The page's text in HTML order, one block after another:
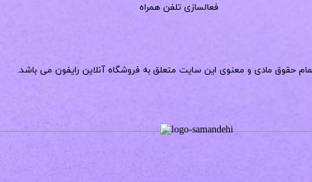
فعالسازی تلفن همراه
حقوق مادی و معنوی این سایت متعلق به فروشگاه آنلاین رایفون می باشد.